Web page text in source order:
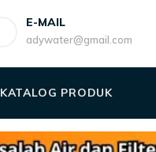
E-MAIL
adywater@gmail.com
KATALOG PRODUK